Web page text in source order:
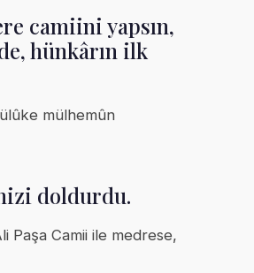
camiini yapsın,
hünkârın ilk
mülhemûn
doldurdu.
Paşa Camii ile medrese,